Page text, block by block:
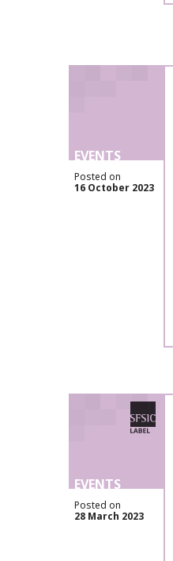
EVENTS
Posted on
16 October 2023
SFSIC
EVENTS
Posted on
28 March 2023